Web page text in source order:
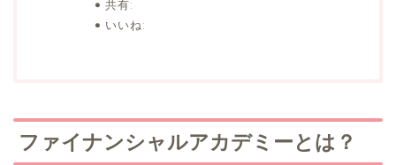
共有:
いいね:
ファイナンシャルアカデミーとは？